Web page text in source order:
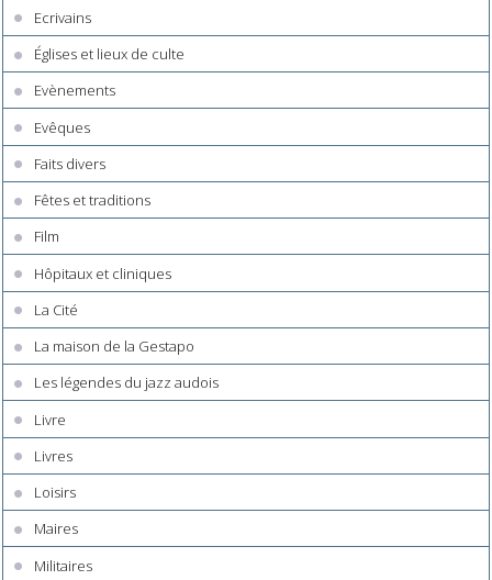
Ecrivains
Églises et lieux de culte
Evènements
Evêques
Faits divers
Fêtes et traditions
Film
Hôpitaux et cliniques
La Cité
La maison de la Gestapo
Les légendes du jazz audois
Livre
Livres
Loisirs
Maires
Militaires